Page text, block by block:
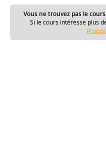
Vous ne trouvez pas le
Si le cours intéresse plus